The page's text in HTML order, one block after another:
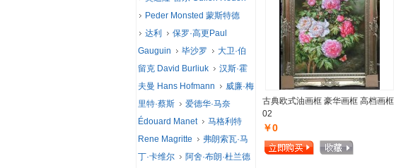
古典欧式油画框 豪华画框 高档画框
02
￥0
Peder Monsted 蒙斯特德
达利
保罗·高更Paul
Gauguin
毕沙罗
大卫·伯
留克 David Burliuk
汉斯·霍
夫曼 Hans Hofmann
威廉·梅
里特·蔡斯
爱德华·马奈
Édouard Manet
马格利特
Rene Magritte
弗朗索瓦·马
丁·卡维尔
阿舍·布朗·杜兰德